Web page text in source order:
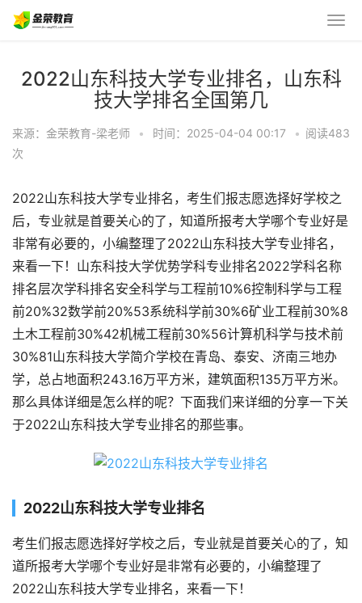
2022山东科技大学专业排名，山东科
技大学排名全国第几
来源：金荣教育-梁老师 • 时间：2025-04-04 00:17 • 阅读483
次
2022山东科技大学专业排名，考生们报志愿选择好学校之
后，专业就是首要关心的了，知道所报考大学哪个专业好是
非常有必要的，小编整理了2022山东科技大学专业排名，
来看一下！山东科技大学优势学科专业排名2022学科名称
排名层次学科排名安全科学与工程前10%6控制科学与工程
前20%32数学前20%53系统科学前30%6矿业工程前30%8
土木工程前30%42机械工程前30%56计算机科学与技术前
30%81山东科技大学简介学校在青岛、泰安、济南三地办
学，总占地面积243.16万平方米，建筑面积135万平方米。
那么具体详细是怎么样的呢？下面我们来详细的分享一下关
于2022山东科技大学专业排名的那些事。
2022山东科技大学专业排名
考生们报志愿选择好学校之后，专业就是首要关心的了，知
道所报考大学哪个专业好是非常有必要的，小编整理了
2022山东科技大学专业排名，来看一下！